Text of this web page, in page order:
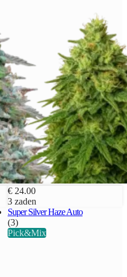
€ 24.00
3 zaden
Super Silver Haze Auto
(3)
Pick&Mix